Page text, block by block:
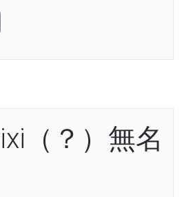
（？）無名